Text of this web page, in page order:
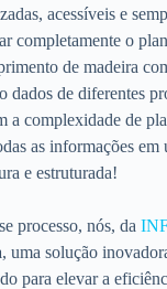
acessíveis e
completamente o
de madeira
de diferentes
a complexidade de
as informações em
e estruturada!
processo, nós, da
, uma solução
para elevar a